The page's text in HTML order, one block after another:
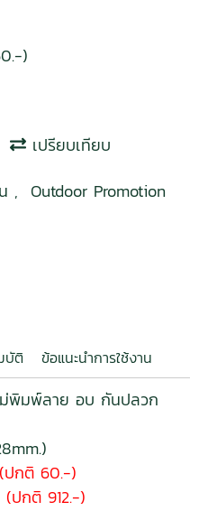
)
เปรียบเทียบ
, Outdoor Promotion
บัติ ข้อแนะนำการใช้งาน
ม่พิมพ์ลาย อบ กันปลวก
กติ 60.-)
ปกติ 912.-)